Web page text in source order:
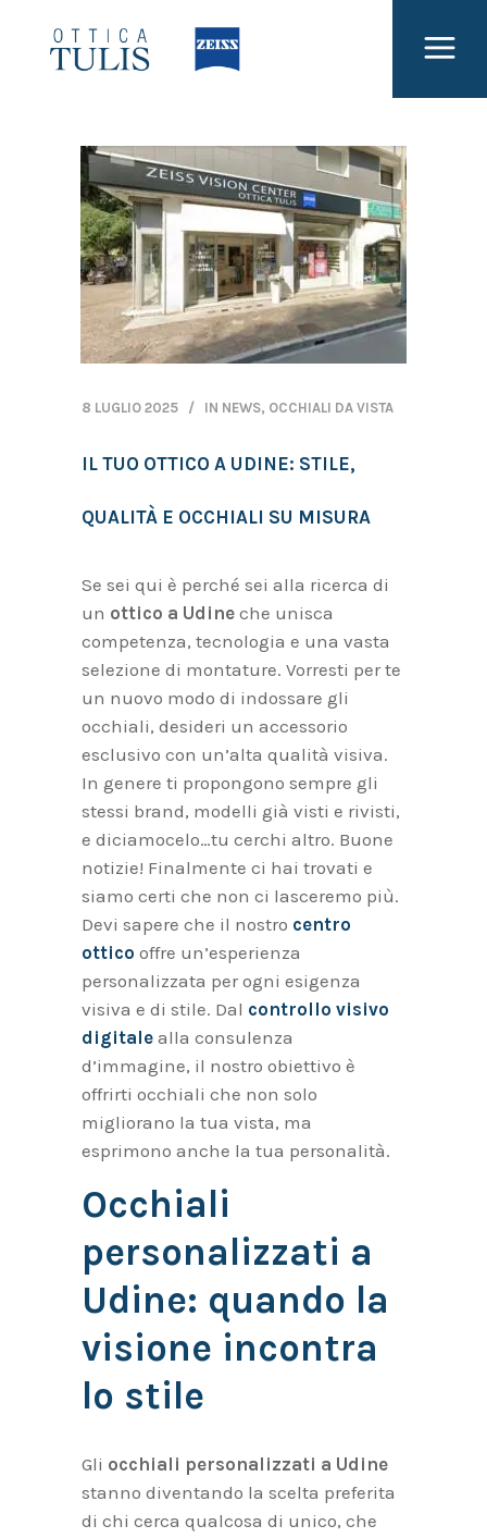
8 LUGLIO 2025 IN NEWS, OCCHIALI DA VISTA
IL TUO OTTICO A UDINE: STILE,
QUALITÀ E OCCHIALI SU MISURA
Se sei qui è perché sei alla ricerca di
un ottico a Udine che unisca
competenza, tecnologia e una vasta
selezione di montature. Vorresti per te
un nuovo modo di indossare gli
occhiali, desideri un accessorio
esclusivo con un’alta qualità visiva.
In genere ti propongono sempre gli
stessi brand, modelli già visti e rivisti,
e diciamocelo…tu cerchi altro. Buone
notizie! Finalmente ci hai trovati e
siamo certi che non ci lasceremo più.
Devi sapere che il nostro centro
ottico offre un’esperienza
personalizzata per ogni esigenza
visiva e di stile. Dal controllo visivo
digitale alla consulenza
d’immagine, il nostro obiettivo è
offrirti occhiali che non solo
migliorano la tua vista, ma
esprimono anche la tua personalità.
Occhiali
personalizzati a
Udine: quando la
visione incontra
lo stile
Gli occhiali personalizzati a Udine
stanno diventando la scelta preferita
di chi cerca qualcosa di unico, che